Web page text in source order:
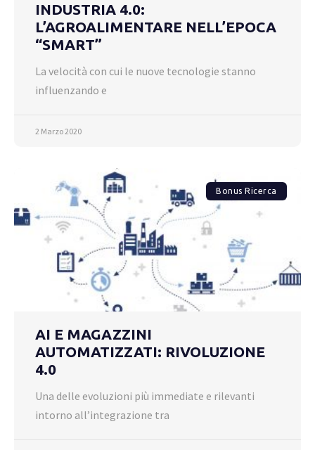
INDUSTRIA 4.0:
L’AGROALIMENTARE NELL’EPOCA
“SMART”
La velocità con cui le nuove tecnologie stanno
influenzando e
2 Marzo 2020
Bonus Ricerca
AI E MAGAZZINI
AUTOMATIZZATI: RIVOLUZIONE
4.0
Una delle evoluzioni più immediate e rilevanti
intorno all’integrazione tra